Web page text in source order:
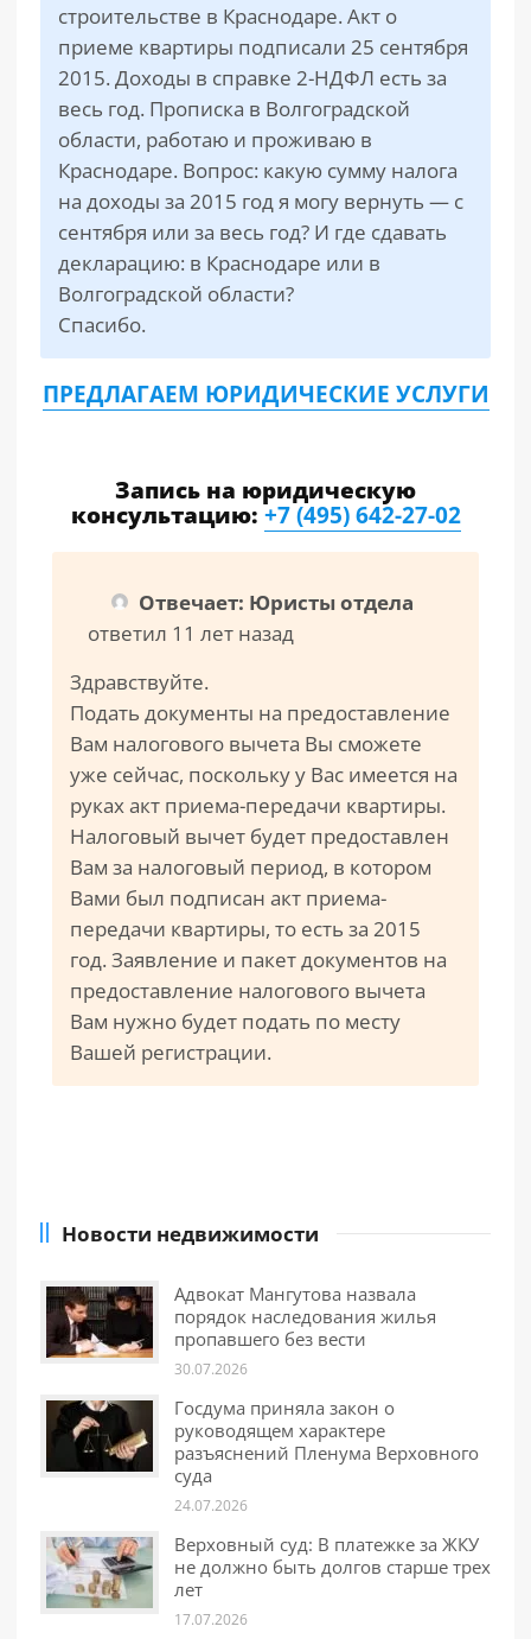
строительстве в Краснодаре. Акт о
приеме квартиры подписали 25 сентября
2015. Доходы в справке 2-НДФЛ есть за
весь год. Прописка в Волгоградской
области, работаю и проживаю в
Краснодаре. Вопрос: какую сумму налога
на доходы за 2015 год я могу вернуть — с
сентября или за весь год? И где сдавать
декларацию: в Краснодаре или в
Волгоградской области?
Спасибо.
ПРЕДЛАГАЕМ ЮРИДИЧЕСКИЕ УСЛУГИ
Запись на юридическую
консультацию:+7 (495) 642-27-02
Отвечает: Юристы отдела
ответил 11 лет назад
Здравствуйте.
Подать документы на предоставление
Вам налогового вычета Вы сможете
уже сейчас, поскольку у Вас имеется на
руках акт приема-передачи квартиры.
Налоговый вычет будет предоставлен
Вам за налоговый период, в котором
Вами был подписан акт приема-
передачи квартиры, то есть за 2015
год. Заявление и пакет документов на
предоставление налогового вычета
Вам нужно будет подать по месту
Вашей регистрации.
Новости недвижимости
Адвокат Мангутова назвала
порядок наследования жилья
пропавшего без вести
30.07.2026
Госдума приняла закон о
руководящем характере
разъяснений Пленума Верховного
суда
24.07.2026
Верховный суд: В платежке за ЖКУ
не должно быть долгов старше трех
лет
17.07.2026